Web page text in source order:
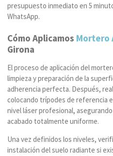
presupuesto inmediato en 5
WhatsApp.
Cómo Aplicamos Mortero
Girona
El proceso de aplicación del
limpieza y preparación de la
adherencia perfecta. Después,
colocando trípodes de referencia
nivel láser profesional,
acabado totalmente uniforme.
Una vez definidos los niveles,
instalación del suelo radiante si